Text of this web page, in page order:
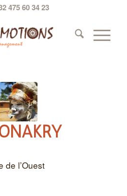
475 60 34 23
de l’Ouest